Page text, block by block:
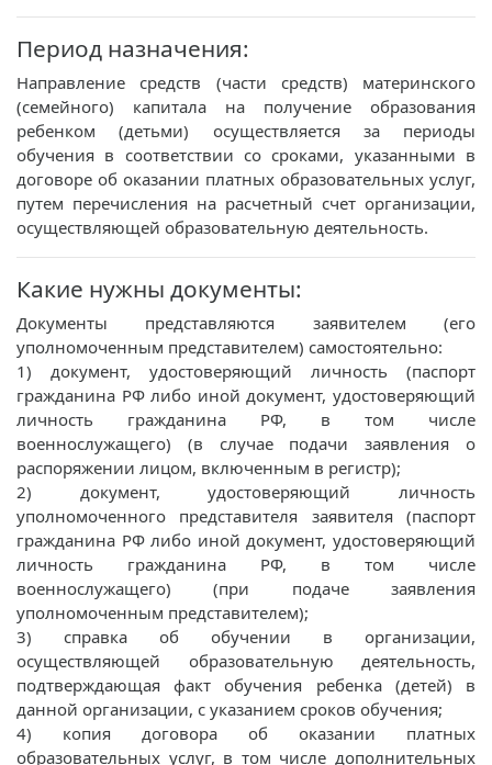
Период назначения:
Направление средств (части средств) материнского
(семейного) капитала на получение образования
ребенком (детьми) осуществляется за периоды
обучения в соответствии со сроками, указанными в
договоре об оказании платных образовательных услуг,
путем перечисления на расчетный счет организации,
осуществляющей образовательную деятельность.
Какие нужны документы:
Документы представляются заявителем (его
уполномоченным представителем) самостоятельно:
1) документ, удостоверяющий личность (паспорт
гражданина РФ либо иной документ, удостоверяющий
личность гражданина РФ, в том числе
военнослужащего) (в случае подачи заявления о
распоряжении лицом, включенным в регистр);
2) документ, удостоверяющий личность
уполномоченного представителя заявителя (паспорт
гражданина РФ либо иной документ, удостоверяющий
личность гражданина РФ, в том числе
военнослужащего) (при подаче заявления
уполномоченным представителем);
3) справка об обучении в организации,
осуществляющей образовательную деятельность,
подтверждающая факт обучения ребенка (детей) в
данной организации, с указанием сроков обучения;
4) копия договора об оказании платных
образовательных услуг, в том числе дополнительных